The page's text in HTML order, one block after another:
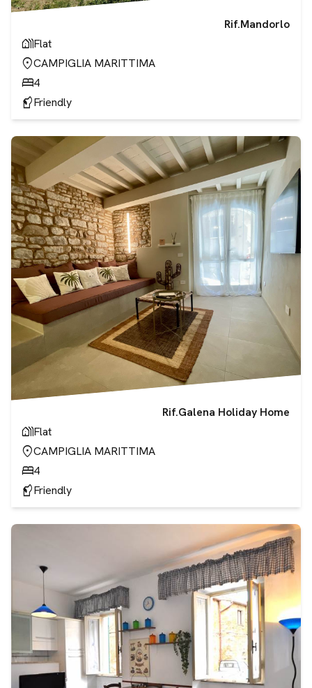
Rif.Mandorlo
holiday_villageFlat
location_onCAMPIGLIA MARITTIMA
bed4
sound_detection_dog_barkingFriendly
Rif.Galena Holiday Home
holiday_villageFlat
location_onCAMPIGLIA MARITTIMA
bed4
sound_detection_dog_barkingFriendly